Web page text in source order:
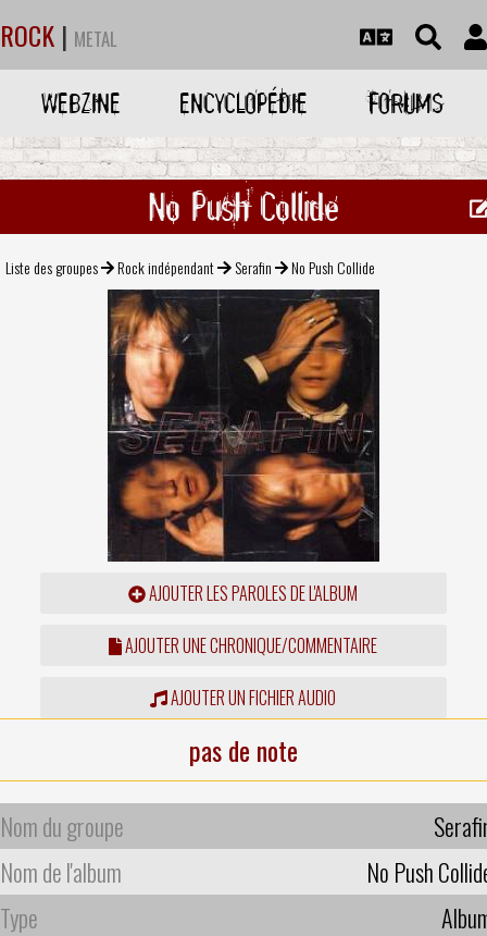
ROCK | METAL
WEBZINE ENCYCLOPÉDIE FORUMS
No Push Collide
Liste des groupes Rock indépendant Serafin No Push Collide
AJOUTER LES PAROLES DE L'ALBUM
AJOUTER UNE CHRONIQUE/COMMENTAIRE
AJOUTER UN FICHIER AUDIO
pas de note
Nom du groupe
Nom de l'album
No Push
Type